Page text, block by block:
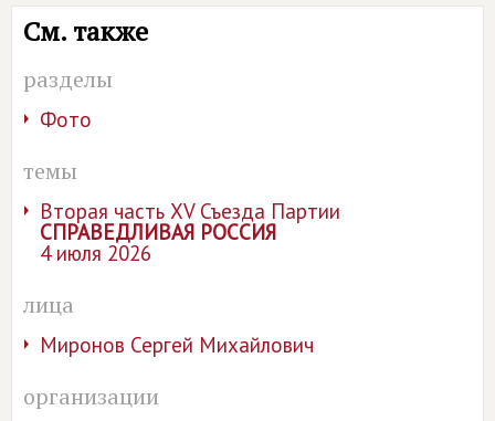
См. также
разделы
Фото
темы
Вторая часть XV Съезда Партии
СПРАВЕДЛИВАЯ РОССИЯ
4 июля 2026
лица
Миронов Сергей Михайлович
организации